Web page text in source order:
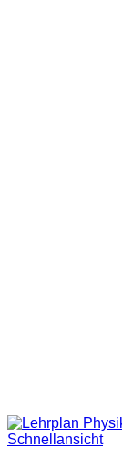
Schnellansicht